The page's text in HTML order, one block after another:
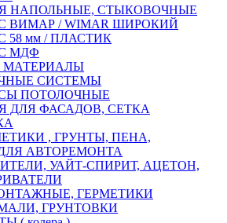
НАПОЛЬНЫЕ, СТЫКОВОЧНЫЕ
ВИМАР / WIMAR ШИРОКИЙ
58 мм / ПЛАСТИК
МДФ
МАТЕРИАЛЫ
СИСТЕМЫ
ПОТОЛОЧНЫЕ
ДЛЯ ФАСАДОВ, СЕТКА
, ГРУНТЫ, ПЕНА,
АВТОРЕМОНТА
УАЙТ-СПИРИТ, АЦЕТОН,
ГЕРМЕТИКИ
ГРУНТОВКИ